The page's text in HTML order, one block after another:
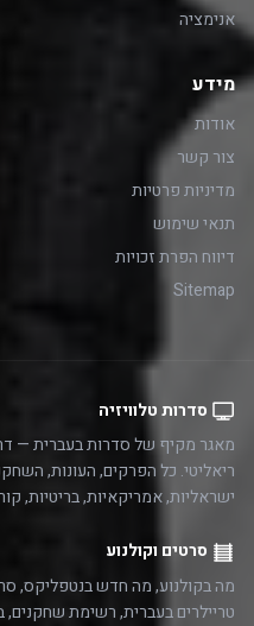
אנימציה
מידע
אודות
צור קשר
מדיניות פרטיות
תנאי שימוש
דיווח הפרת זכויות
Sitemap
סדרות טלוויזיה
מאגר מקיף של סדרות בעברית —
ריאליטי. כל הפרקים, העונות,
ישראליות, אמריקאיות, בריטיות,
סרטים וקולנוע
מה בקולנוע, מה חדש בנטפליקס,
טריילרים בעברית, רשימת